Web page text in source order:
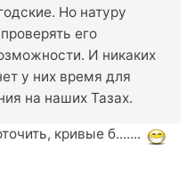
Но натуру
его
И никаких
у них время для
на наших Тазах.
кривые б.......